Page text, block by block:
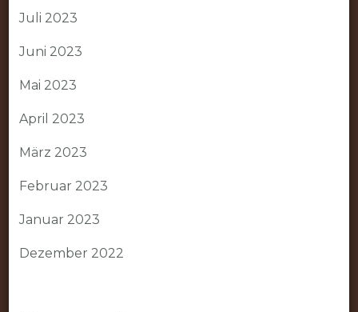
Juli 2023
Juni 2023
Mai 2023
April 2023
März 2023
Februar 2023
Januar 2023
Dezember 2022